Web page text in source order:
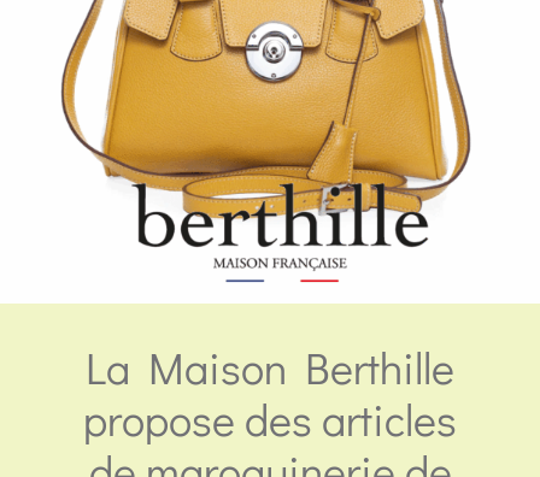
La Maison Berthille
propose des articles